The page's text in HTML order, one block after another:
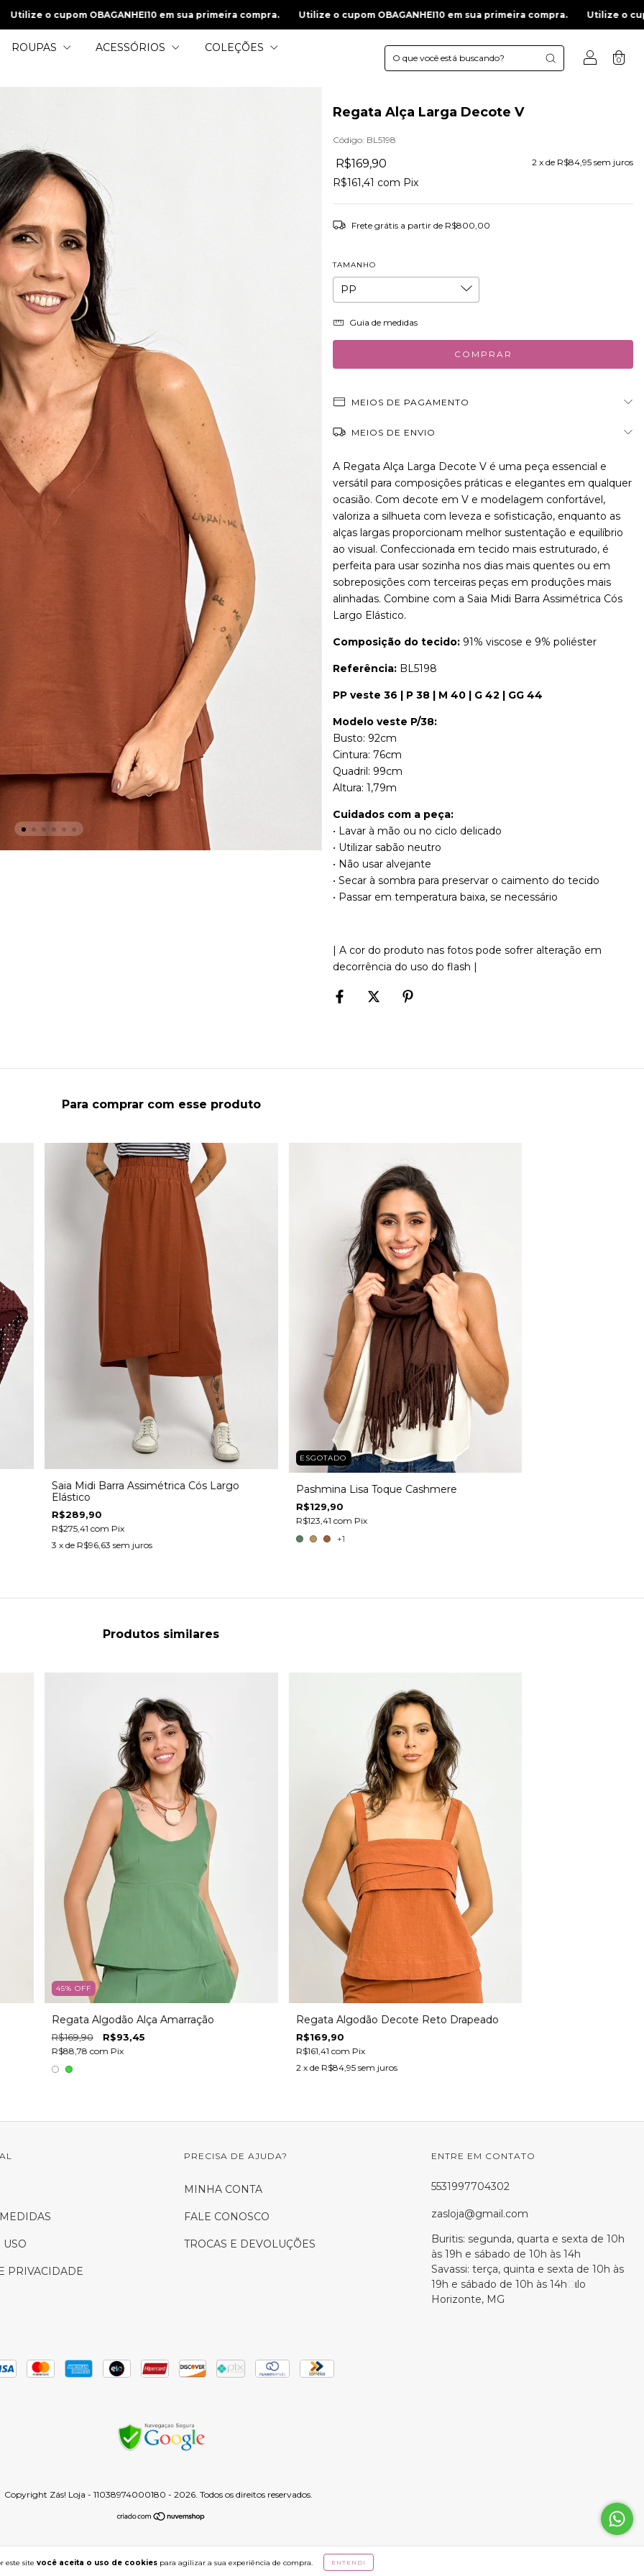
em sua primeira compra. Utilize o cupom OBAGANHEI10 em sua primeira compra. Utilize o cupom
ROUPAS ACESSÓRIOS COLEÇÕES
0
este site você aceita o uso de cookies para agilizar a sua experiência de compra. ENTENDI
Regata Alça Larga Decote V
Código: BL5198
R$169,90 2 x de R$84,95 sem juros
R$161,41 com Pix
Frete grátis a partir de R$800,00
TAMANHO
Guia de medidas
MEIOS DE PAGAMENTO
MEIOS DE ENVIO
A Regata Alça Larga Decote V é uma peça essencial e
versátil para composições práticas e elegantes em qualquer
ocasião. Com decote em V e modelagem confortável,
valoriza a silhueta com leveza e sofisticação, enquanto as
alças largas proporcionam melhor sustentação e equilíbrio
ao visual. Confeccionada em tecido mais estruturado, é
perfeita para usar sozinha nos dias mais quentes ou em
sobreposições com terceiras peças em produções mais
alinhadas. Combine com a Saia Midi Barra Assimétrica Cós
Largo Elástico.
Composição do tecido: 91% viscose e 9% poliéster
Referência: BL5198
PP veste 36 | P 38 | M 40 | G 42 | GG 44
Modelo veste P/38:
Busto: 92cm
Cintura: 76cm
Quadril: 99cm
Altura: 1,79m
Cuidados com a peça:
• Lavar à mão ou no ciclo delicado
• Utilizar sabão neutro
• Não usar alvejante
• Secar à sombra para preservar o caimento do tecido
• Passar em temperatura baixa, se necessário
| A cor do produto nas fotos pode sofrer alteração em
decorrência do uso do flash |
Para comprar com esse produto
Saia Midi Barra Assimétrica Cós Largo
Elástico
R$289,90
R$275,41com Pix
3 x de R$96,63 sem juros
ESGOTADO
Pashmina Lisa Toque Cashmere
R$129,90
R$123,41com Pix
+1
Produtos similares
45% OFF
Regata Algodão Alça Amarração
R$169,90 R$93,45
R$88,78com Pix
Regata Algodão Decote Reto Drapeado
R$169,90
R$161,41com Pix
2 x de R$84,95 sem juros
USO
PRIVACIDADE
PRECISA DE AJUDA?
MINHA CONTA
FALE CONOSCO
TROCAS E DEVOLUÇÕES
ENTRE EM CONTATO
5531997704302
zasloja@gmail.com
Copyright Zás! Loja - 11038974000180 - 2026. Todos os direitos reservados.